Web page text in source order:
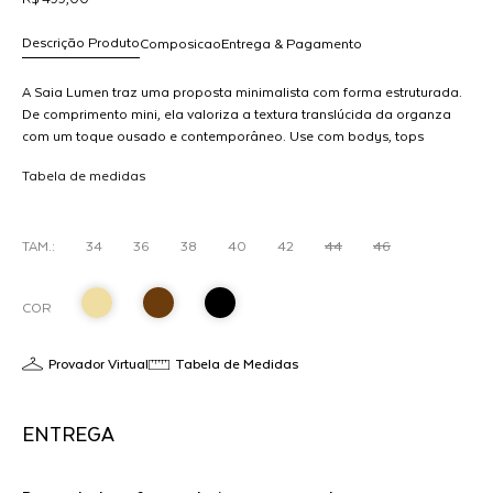
Composicao
Descrição Produto Entrega & Pagamento
A Saia Lumen traz uma proposta minimalista com forma estruturada.
De comprimento mini, ela valoriza a textura translúcida da organza
com um toque ousado e contemporâneo. Use com bodys, tops
contraste entre leveza e densidade.
Tabela de medidas
TAM.: 34 36 38 40 42 44 46
COR
Provador Virtual Tabela de Medidas
ENTREGA